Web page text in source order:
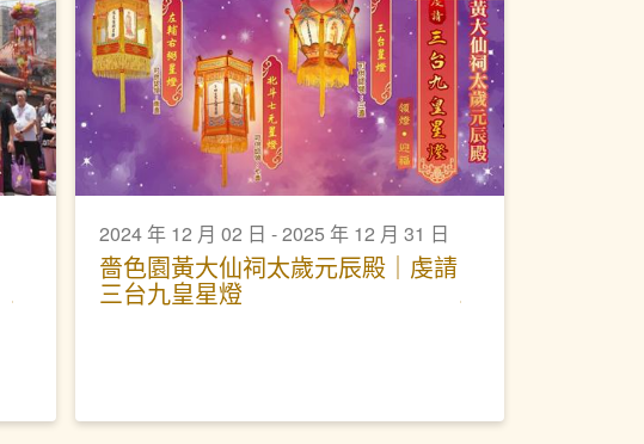
2024 年 12 月 02 日 - 2025 年 12 月 31 日
嗇色園黃大仙祠太歲元辰殿｜虔請
三台九皇星燈